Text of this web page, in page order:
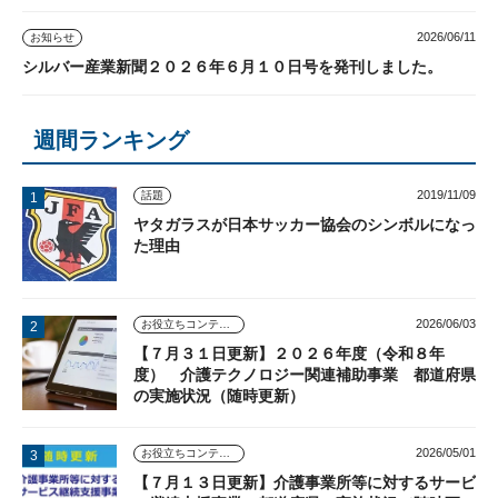
お知らせ 2026/06/11
シルバー産業新聞２０２６年６月１０日号を発刊しました。
週間ランキング
話題 2019/11/09
ヤタガラスが日本サッカー協会のシンボルになっ
た理由
お役立ちコンテンツ 2026/06/03
【７月３１日更新】２０２６年度（令和８年
度） 介護テクノロジー関連補助事業 都道府県
の実施状況（随時更新）
お役立ちコンテンツ 2026/05/01
【７月１３日更新】介護事業所等に対するサービ